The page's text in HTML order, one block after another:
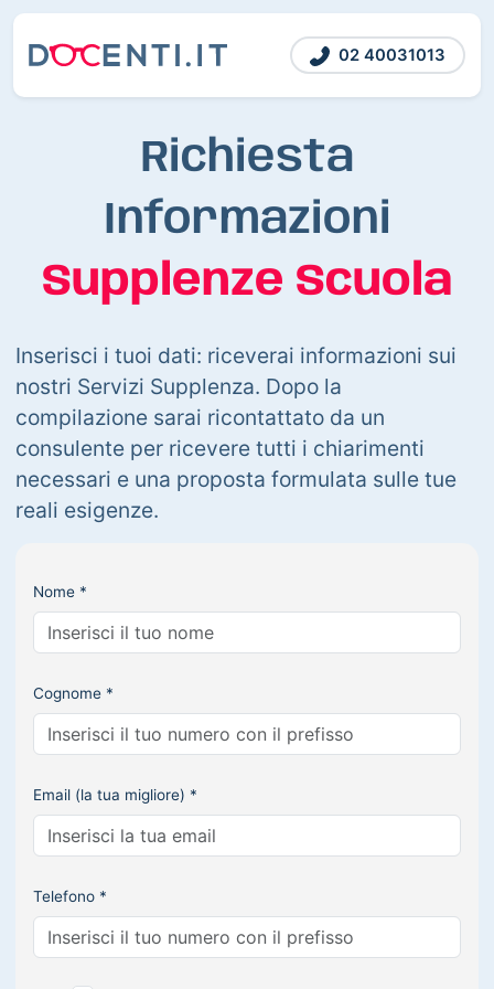
02 40031013
Richiesta
Informazioni
Supplenze Scuola
Inserisci i tuoi dati: riceverai informazioni sui
nostri Servizi Supplenza. Dopo la
compilazione sarai ricontattato da un
consulente per ricevere tutti i chiarimenti
necessari e una proposta formulata sulle tue
reali esigenze.
Nome *
Cognome *
Email (la tua migliore) *
Telefono *